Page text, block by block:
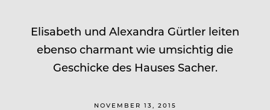
Elisabeth und Alexandra Gürtler leiten
ebenso charmant wie umsichtig die
Geschicke des Hauses Sacher.
NOVEMBER 13, 2015